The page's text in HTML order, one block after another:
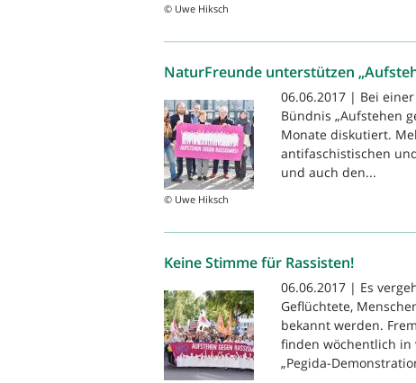
© Uwe Hiksch
NaturFreunde unterstützen
© Uwe Hiksch
06.06.2017 | Bei
Bündnis „Aufstehen
Monate diskutiert.
antifaschistischen
und auch den...
Keine Stimme für Rassisten!
06.06.2017 | Es
Geflüchtete,
bekannt werden.
finden wöchentlich in
„Pegida-